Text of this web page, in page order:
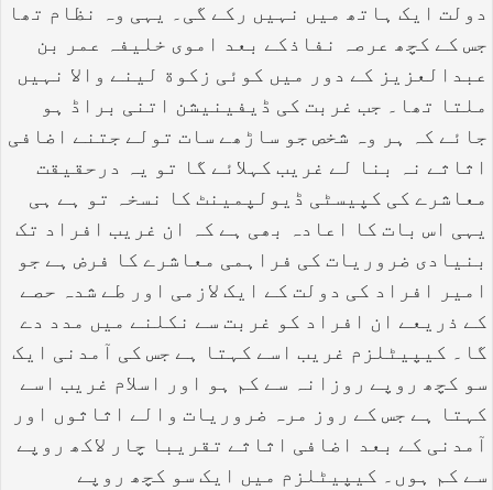
دولت ایک ہاتھ میں نہیں رکے گی۔ یہی وہ نظام تھا
جس کے کچھ عرصہ نفاذکے بعد اموی خلیفہ عمر بن
عبدالعزیز کے دور میں کوئی زکوة لینے والا نہیں
ملتا تھا۔ جب غربت کی ڈیفینیشن اتنی براڈ ہو
جائے کہ ہر وہ شخص جو ساڑھے سات تولے جتنے اضافی
اثاثے نہ بنا لے غریب کہلائے گا تو یہ درحقیقت
معاشرے کی کپیسٹی ڈیولپمینٹ کا نسخہ تو ہے ہی
یہی اس بات کا اعادہ بھی ہے کہ ان غریب افراد تک
بنیادی ضروریات کی فراہمی معاشرے کا فرض ہے جو
امیر افراد کی دولت کے ایک لازمی اور طے شدہ حصے
کے ذریعے ان افراد کو غربت سے نکلنے میں مدد دے
گا۔ کیپیٹلزم غریب اسے کہتا ہے جس کی آمدنی ایک
سو کچھ روپے روزانہ سے کم ہو اور اسلام غریب اسے
کہتا ہے جس کے روز مرہ ضروریات والے اثاثوں اور
آمدنی کے بعد اضافی اثاثے تقریبا چار لاکھ روپے
سے کم ہوں۔ کیپیٹلزم میں ایک سو کچھ روپے